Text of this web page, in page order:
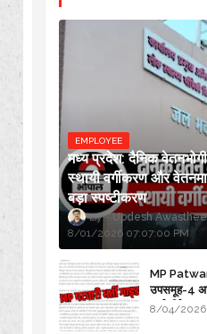
EMPLOYEE
मध्य प्रदेश: दैनिक वेतनभोगी
स्थायी वर्गीकरण और
बड़ा स्पष्टीकरण
Updesh Awasthee
8/01/2026 07:07:00 PM
MP
उपसमूह-4
मार्गदर्शिका
8/04/2026